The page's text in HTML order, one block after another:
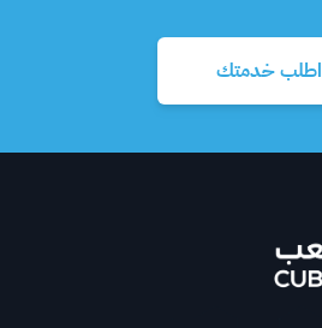
اطلب خدمتك